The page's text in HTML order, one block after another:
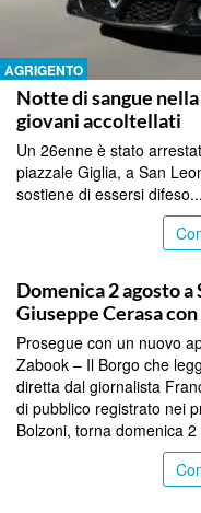
AGRIGENTO
Notte di sangue
giovani accoltellati
Un 26enne è stato
piazzale Giglia, a San
sostiene di essersi
Domenica 2 agosto
Giuseppe Cerasa
Prosegue con un nuovo
Zabook – Il Borgo che
diretta dal giornalista
di pubblico registrato nei
Bolzoni, torna domenica